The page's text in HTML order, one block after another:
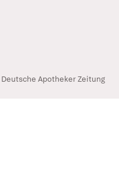
Apotheker Zeitung